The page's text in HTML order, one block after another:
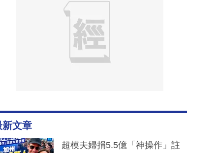
新文章
超模夫婦捐5.5億「神操作」註